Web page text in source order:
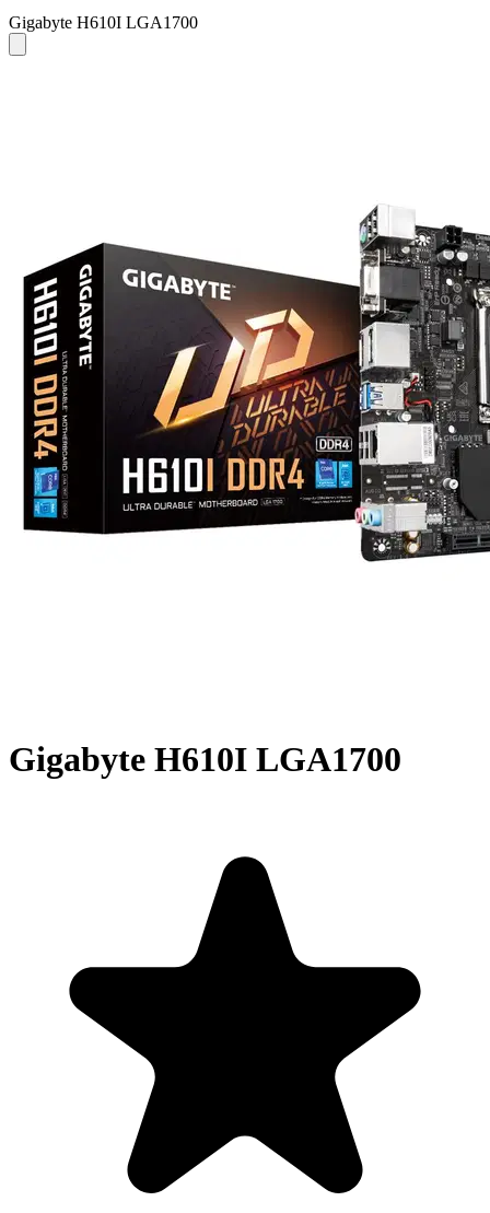
Gigabyte H610I LGA1700
Gigabyte H610I LGA1700